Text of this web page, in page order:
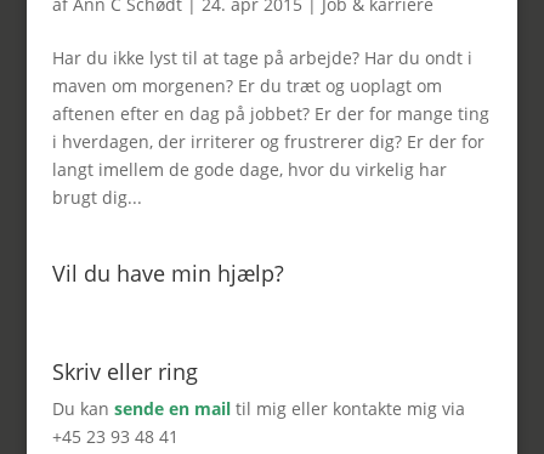
Har du ikke lyst til at tage på arbejde? Har du ondt i
maven om morgenen? Er du træt og uoplagt om
aftenen efter en dag på jobbet? Er der for mange ting
i hverdagen, der irriterer og frustrerer dig? Er der for
langt imellem de gode dage, hvor du virkelig har
brugt dig...
Vil du have min hjælp?
Skriv eller ring
Du kan sende en mail til mig eller kontakte mig via
+45 23 93 48 41